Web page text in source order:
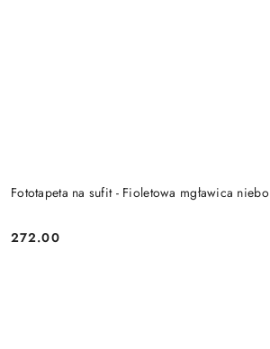
Fototapeta na sufit - Fioletowa mgławica niebo
Cena:
272.00